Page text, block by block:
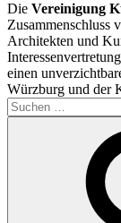
Die Vereinigung
Zusammenschluss
Architekten und
einen
Würzburg und der
Suchen
nach: